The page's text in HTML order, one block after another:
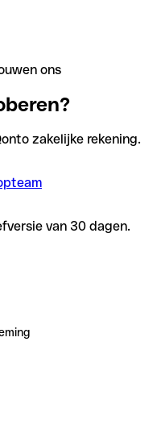
ons
zakelijke rekening.
van 30 dagen.